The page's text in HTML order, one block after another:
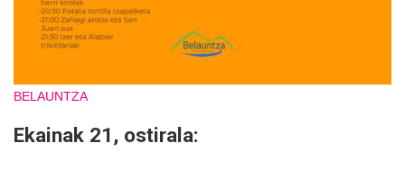
BELAUNTZA
Ekainak 21, ostirala: